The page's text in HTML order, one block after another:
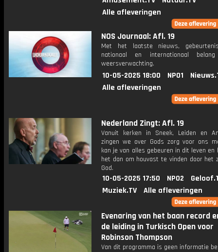
Alle afleveringen
NOS Journaal: Afl. 19
Met het laatste nieuws,
nationaal en internationaal
weersverwachting.
10-05-2025 18:00 NPO1
Alle afleveringen
Nederland Zingt: Afl. 19
Vanuit kerken in Sneek, Leiden en
zingen we over Gods zorg voor ons
kan je van alles gebeuren in dit leven en
het dan om houvast te vinden door het
God.
10-05-2025 17:50 NPO2
Muziek.TV
Alle afleveringen
Evenaring van het baan record
de leiding in Turkisch Open voor
Robinson Thompson
Van dit programma is geen informatie